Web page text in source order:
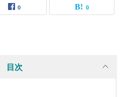
0 0
目次